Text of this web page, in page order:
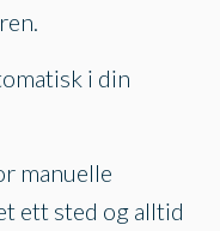
i din
manuelle
ett sted og alltid